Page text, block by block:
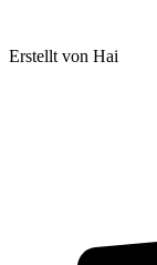
Erstellt von Hai